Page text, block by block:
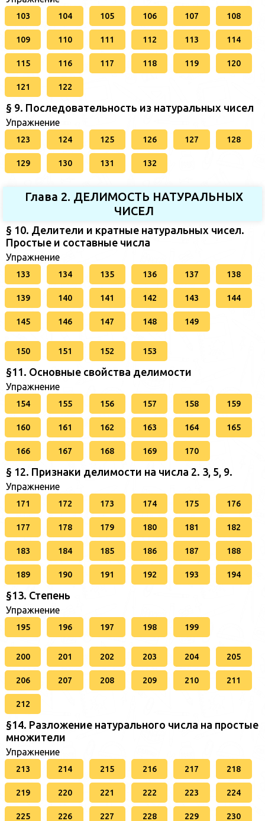
103 104 105 106 107 108
109 110 111 112 113 114
115 116 117 118 119 120
121 122
§ 9. Последовательность из натуральных чисел
Упражнение
123 124 125 126 127 128
129 130 131 132
Глава 2. ДЕЛИМОСТЬ НАТУРАЛЬНЫХ
ЧИСЕЛ
§ 10. Делители и кратные натуральных чисел.
Простые и составные числа
Упражнение
133 134 135 136 137 138
139 140 141 142 143 144
145 146 147 148 149
150 151 152 153
§11. Основные свойства делимости
Упражнение
154 155 156 157 158 159
160 161 162 163 164 165
166 167 168 169 170
§ 12. Признаки делимости на числа 2. 3, 5, 9.
Упражнение
171 172 173 174 175 176
177 178 179 180 181 182
183 184 185 186 187 188
189 190 191 192 193 194
§13. Степень
Упражнение
195 196 197 198 199
200 201 202 203 204 205
206 207 208 209 210 211
212
§14. Разложение натурального числа на простые
множители
Упражнение
213 214 215 216 217 218
219 220 221 222 223 224
225 226 227 228 229 230